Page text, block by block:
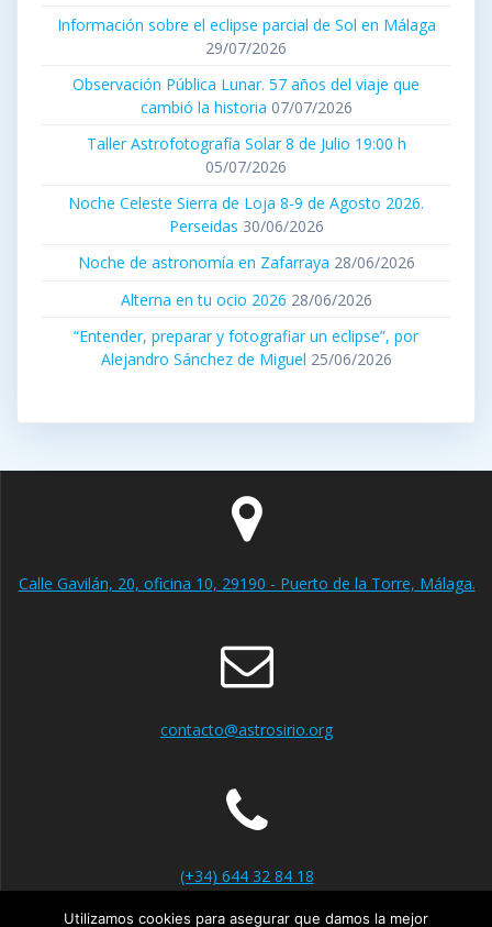
Información sobre el eclipse parcial de Sol en Málaga
29/07/2026
Observación Pública Lunar. 57 años del viaje que
cambió la historia 07/07/2026
Taller Astrofotografía Solar 8 de Julio 19:00 h
05/07/2026
Noche Celeste Sierra de Loja 8-9 de Agosto 2026.
Perseidas 30/06/2026
Noche de astronomía en Zafarraya 28/06/2026
Alterna en tu ocio 2026 28/06/2026
“Entender, preparar y fotografiar un eclipse”, por
Alejandro Sánchez de Miguel 25/06/2026
Calle Gavilán, 20, oficina 10, 29190 - Puerto de la Torre, Málaga.
contacto@astrosirio.org
(+34) 644 32 84 18
Utilizamos cookies para asegurar que damos la mejor